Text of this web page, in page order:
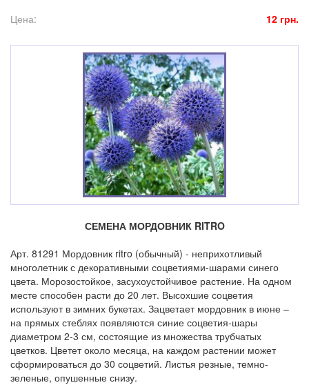
Цена:
12 грн.
СЕМЕНА МОРДОВНИК RITRO
Арт. 81291 Мордовник ritro (обычный) - неприхотливый
многолетник с декоративными соцветиями-шарами синего
цвета. Морозостойкое, засухоустойчивое растение. На одном
месте способен расти до 20 лет. Высохшие соцветия
используют в зимних букетах. Зацветает мордовник в июне –
на прямых стеблях появляются синие соцветия-шары
диаметром 2-3 см, состоящие из множества трубчатых
цветков. Цветет около месяца, на каждом растении может
сформироваться до 30 соцветий. Листья резные, темно-
зеленые, опушенные снизу.